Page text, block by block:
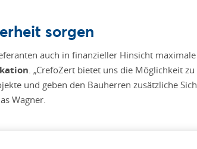
sorgen
auch in finanzieller Hinsicht
. „CrefoZert bietet uns die Möglichkeit
und geben den Bauherren zusätzliche
Wagner.